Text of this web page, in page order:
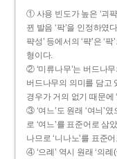
① 사용 빈도가 높은 ‘괴
뀐 발음 ‘팍’을 인정하였
퍅성’ 등에서의 ‘퍅’은 ‘
형이다.
② ‘미류나무’는 버드나
버드나무의 의미를 담고
경우가 거의 없기 때문에
③ ‘여느’도 원래 ‘여늬’
로 ‘여느’를 표준어로 삼
나므로 ‘니나노’를 표준
④ ‘으례’ 역시 원래 ‘의례